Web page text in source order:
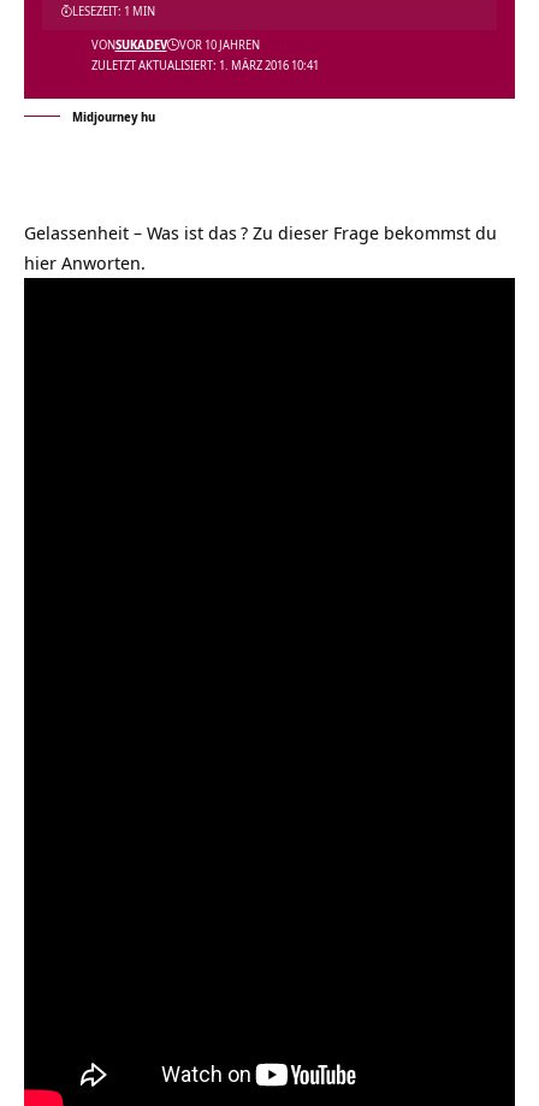
ZULETZT AKTUALISIERT: 1. MÄRZ 2016 10:41
VONSUKADEV VOR 10 JAHREN
LESEZEIT: 1 MIN
Midjourney hu
Gelassenheit – Was ist das? Zu dieser Frage bekommst du
hier Anworten.